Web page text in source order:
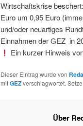
Wirtschaftskrise
Euro um 0,95 Euro
und/oder neuartiges
Einnahmen der GEZ in
Ein kurzer Hinweis
Dieser Eintrag wurde von
mitGEZverschlagwortet.
Über